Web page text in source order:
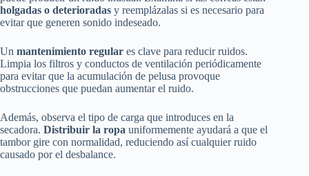
holgadas o deterioradas y reemplázalas si es necesario para
evitar que generen sonido indeseado.
Un mantenimiento regular es clave para reducir ruidos.
Limpia los filtros y conductos de ventilación periódicamente
para evitar que la acumulación de pelusa provoque
obstrucciones que puedan aumentar el ruido.
Además, observa el tipo de carga que introduces en la
secadora. Distribuir la ropa uniformemente ayudará a que el
tambor gire con normalidad, reduciendo así cualquier ruido
causado por el desbalance.